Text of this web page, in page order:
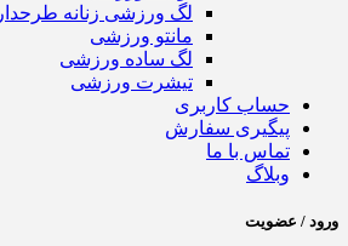
لگ ورزشی زنانه طرحدار
مانتو ورزشی
لگ ساده ورزشی
تیشرت ورزشی
حساب کاربری
پیگیری سفارش
تماس با ما
وبلاگ
ورود / عضویت